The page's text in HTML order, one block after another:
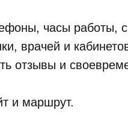
часы работы,
врачей и
отзывы и
и маршрут.